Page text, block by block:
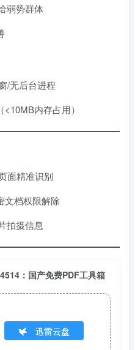
弱势群体
/无后台进程
<10MB内存占用）
面精准识别
文档权限解除
拍摄信息
：国产免费PDF工具箱
迅雷云盘